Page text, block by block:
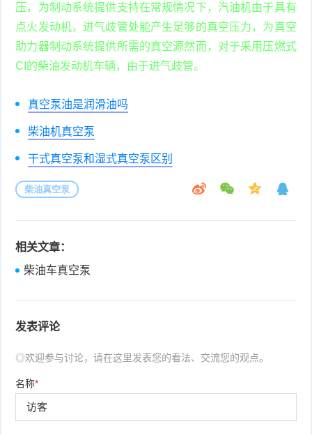
压，为制动系统提供支持在常规情况下，汽油机由于具有
点火发动机，进气歧管处能产生足够的真空压力，为真空
助力器制动系统提供所需的真空源然而，对于采用压燃式
CI的柴油发动机车辆，由于进气歧管。
真空泵油是润滑油吗
柴油机真空泵
干式真空泵和湿式真空泵区别
柴油真空泵
相关文章：
柴油车真空泵
发表评论
◎欢迎参与讨论，请在这里发表您的看法、交流您的观点。
名称*